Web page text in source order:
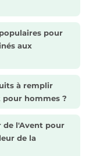
pour
aux
à remplir
pour hommes ?
de l'Avent pour
de la